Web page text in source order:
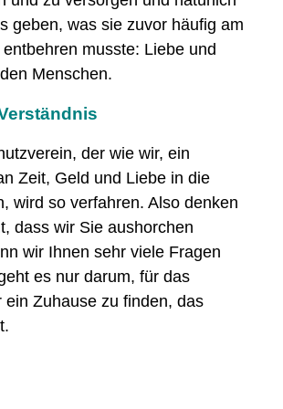
geben, was sie zuvor häufig am
musste: Liebe und
Menschen.
der wie wir, ein
Zeit, Geld und Liebe in die
wird so verfahren. Also denken
dass wir Sie aushorchen
wir Ihnen sehr viele Fragen
es nur darum, für das
ein Zuhause zu finden, das